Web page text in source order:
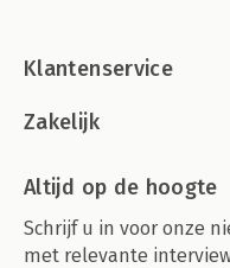
Klantenservice
Zakelijk
Altijd op de hoogte
Schrijf u in voor onze
met relevante